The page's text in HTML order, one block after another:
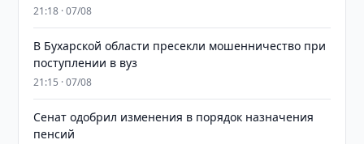
21:18 · 07/08
В Бухарской области пресекли мошенничество при
поступлении в вуз
21:15 · 07/08
Сенат одобрил изменения в порядок назначения
пенсий